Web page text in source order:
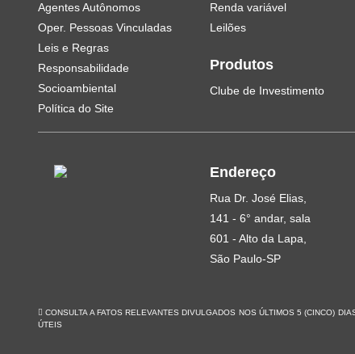
Agentes Autônomos
Oper. Pessoas Vinculadas
Leis e Regras
Responsabilidade
Socioambiental
Política do Site
Renda variável
Leilões
Produtos
Clube de Investimento
Endereço
Rua Dr. José Elias,
141 - 6° andar, sala
601 - Alto da Lapa,
São Paulo-SP
CONSULTA A FATOS RELEVANTES DIVULGADOS NOS ÚLTIMOS 5 (CINCO)
ÚTEIS